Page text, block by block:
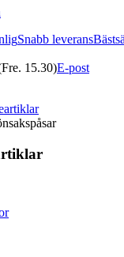
Snabb leverans
15.30)E-post